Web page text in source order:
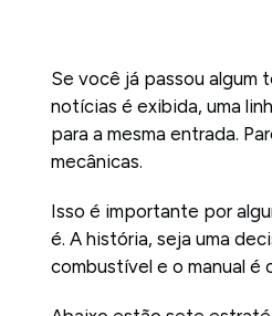
Se você já passou algum
notícias é exibida, uma
para a mesma entrada.
mecânicas.
Isso é importante por
é. A história, seja uma
combustível e o manual é